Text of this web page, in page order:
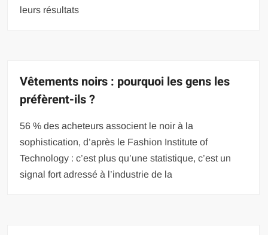
leurs résultats
Vêtements noirs : pourquoi les gens les
préfèrent-ils ?
56 % des acheteurs associent le noir à la
sophistication, d’après le Fashion Institute of
Technology : c’est plus qu’une statistique, c’est un
signal fort adressé à l’industrie de la